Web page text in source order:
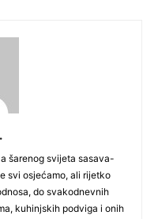
šarenog svijeta sasava-
svi osjećamo, ali rijetko
do svakodnevnih
kuhinjskih podviga i onih